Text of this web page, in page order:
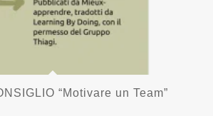
“Motivare un Team”